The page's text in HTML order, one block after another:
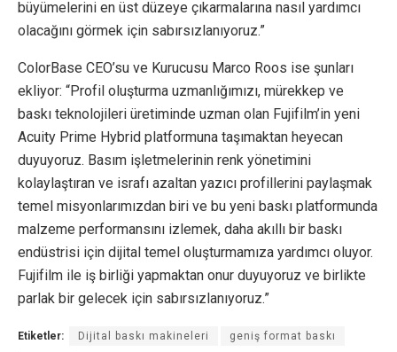
büyümelerini en üst düzeye çıkarmalarına nasıl yardımcı
olacağını görmek için sabırsızlanıyoruz.”
ColorBase CEO’su ve Kurucusu Marco Roos ise şunları
ekliyor: “Profil oluşturma uzmanlığımızı, mürekkep ve
baskı teknolojileri üretiminde uzman olan Fujifilm’in yeni
Acuity Prime Hybrid platformuna taşımaktan heyecan
duyuyoruz. Basım işletmelerinin renk yönetimini
kolaylaştıran ve israfı azaltan yazıcı profillerini paylaşmak
temel misyonlarımızdan biri ve bu yeni baskı platformunda
malzeme performansını izlemek, daha akıllı bir baskı
endüstrisi için dijital temel oluşturmamıza yardımcı oluyor.
Fujifilm ile iş birliği yapmaktan onur duyuyoruz ve birlikte
parlak bir gelecek için sabırsızlanıyoruz.”
Etiketler: Dijital baskı makineleri geniş format baskı